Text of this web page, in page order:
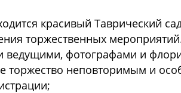
красивый Таврический
торжественных
фотографами и
торжество неповторимым и